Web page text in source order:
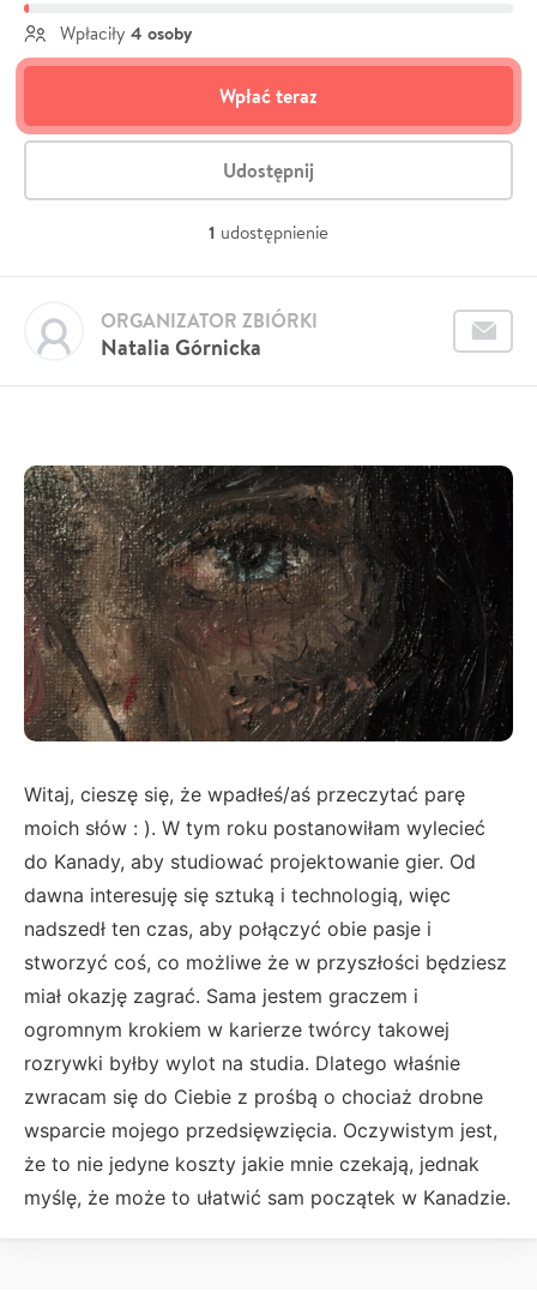
Wpłaciły 4 osoby
Wpłać teraz
Udostępnij
1 udostępnienie
Natalia Górnicka
ORGANIZATOR ZBIÓRKI
Witaj, cieszę się, że wpadłeś/aś przeczytać parę
moich słów : ). W tym roku postanowiłam wylecieć
do Kanady, aby studiować projektowanie gier. Od
dawna interesuję się sztuką i technologią, więc
nadszedł ten czas, aby połączyć obie pasje i
stworzyć coś, co możliwe że w przyszłości będziesz
miał okazję zagrać. Sama jestem graczem i
ogromnym krokiem w karierze twórcy takowej
rozrywki byłby wylot na studia. Dlatego właśnie
zwracam się do Ciebie z prośbą o chociaż drobne
wsparcie mojego przedsięwzięcia. Oczywistym jest,
że to nie jedyne koszty jakie mnie czekają, jednak
myślę, że może to ułatwić sam początek w Kanadzie.